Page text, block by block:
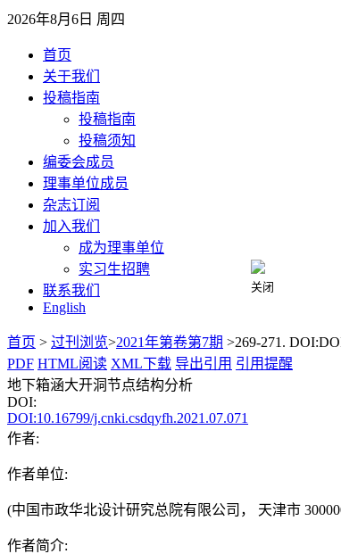
2026年8月6日 周四
首页
关于我们
投稿指南
投稿指南
投稿须知
编委会成员
理事单位成员
杂志订阅
加入我们
成为理事单位
实习生招聘
联系我们
English
首页 > 过刊浏览>2021年第卷第7期 >269-271.
PDF HTML阅读 XML下载 导出引用 引用提醒
地下箱涵大开洞节点结构分析
DOI:
DOI:10.16799/j.cnki.csdqyfh.2021.07.071
作者:
作者单位:
(中国市政华北设计研究总院有限公司， 天津市
作者简介: